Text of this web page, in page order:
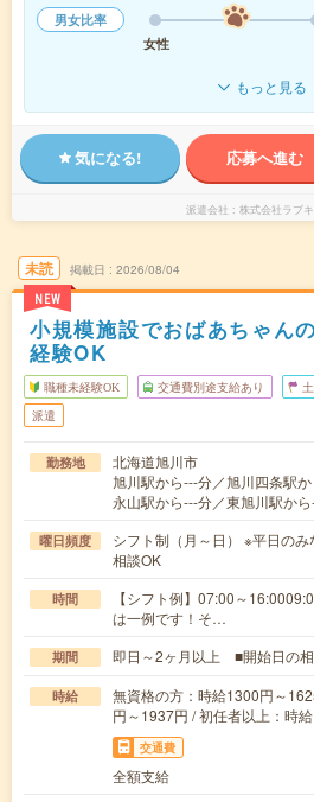
男女比率
女性
もっと見る
気になる! 応募へ進む
派遣会社 株式会社ラブ
未読
NEW
掲載日 2026/08/04
小規模施設でおばあちゃん
経験OK
職種未経験OK 交通費別途支給あり
派遣
勤務地
北海道旭川市
旭川駅から---分／旭川四条駅
永山駅から---分／東旭川駅か
曜日頻度
シフト制（月～日） ※平日の
相談OK
時間
【シフト例】07:00～
は一例です！そ…
期間 即日～2ヶ月以上 ■開始日の相
時給
無資格の方：時給1300円～
円～1937円 / 初任者以上：時
交通費
全額支給